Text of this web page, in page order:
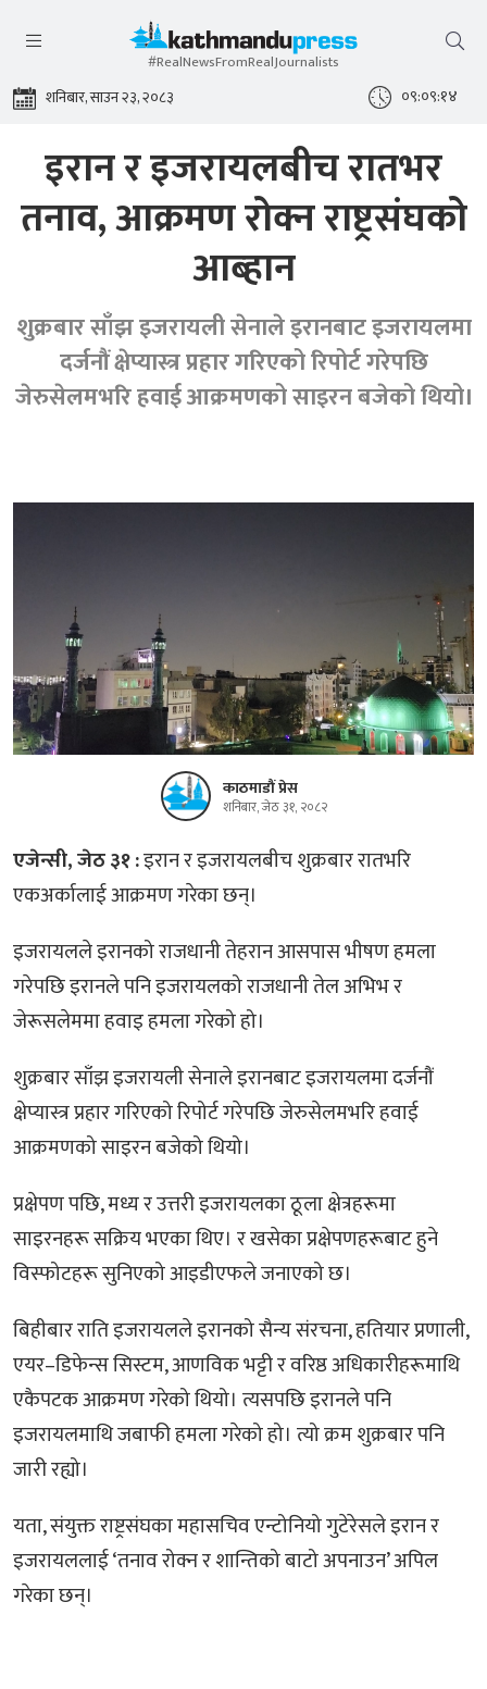
#RealNewsFromRealJournalists
शनिबार, साउन २३, २०८३ ०९:०९:१४
इरान र इजरायलबीच रातभर
तनाव, आक्रमण रोक्न राष्ट्रसंघको
आब्हान
शुक्रबार साँझ इजरायली सेनाले इरानबाट इजरायलमा
दर्जनौं क्षेप्यास्त्र प्रहार गरिएको रिपोर्ट गरेपछि
जेरुसेलमभरि हवाई आक्रमणको साइरन बजेको थियो।
काठमाडौं प्रेस
शनिबार, जेठ ३१, २०८२
एजेन्सी, जेठ ३१ :इरान र इजरायलबीच शुक्रबार रातभरि
एकअर्कालाई आक्रमण गरेका छन्।
इजरायलले इरानको राजधानी तेहरान आसपास भीषण हमला
गरेपछि इरानले पनि इजरायलको राजधानी तेल अभिभ र
जेरूसलेममा हवाइ हमला गरेको हो।
शुक्रबार साँझ इजरायली सेनाले इरानबाट इजरायलमा दर्जनौं
क्षेप्यास्त्र प्रहार गरिएको रिपोर्ट गरेपछि जेरुसेलमभरि हवाई
आक्रमणको साइरन बजेको थियो।
प्रक्षेपण पछि, मध्य र उत्तरी इजरायलका ठूला क्षेत्रहरूमा
साइरनहरू सक्रिय भएका थिए। र खसेका प्रक्षेपणहरूबाट हुने
विस्फोटहरू सुनिएको आइडीएफले जनाएको छ।
बिहीबार राति इजरायलले इरानको सैन्य संरचना, हतियार प्रणाली,
एयर–डिफेन्स सिस्टम, आणविक भट्टी र वरिष्ठ अधिकारीहरूमाथि
एकैपटक आक्रमण गरेको थियो। त्यसपछि इरानले पनि
इजरायलमाथि जबाफी हमला गरेको हो। त्यो क्रम शुक्रबार पनि
जारी रह्यो।
यता, संयुक्त राष्ट्रसंघका महासचिव एन्टोनियो गुटेरेसले इरान र
इजरायललाई ‘तनाव रोक्न र शान्तिको बाटो अपनाउन’ अपिल
गरेका छन्।